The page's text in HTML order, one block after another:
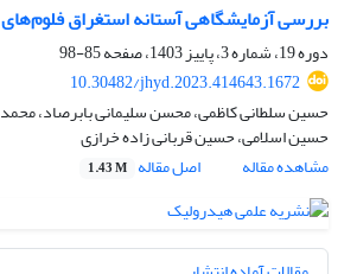
بررسی آزمایشگاهی آستانه استغراق فلوم‌های
دوره 19، شماره 3، پاییز 1403، صفحه
85-98
10.30482/jhyd.2023.414643.1672
حسین سلطانی کاظمی، محسن سلیمانی بابرصاد،
حسین اسلامی، حسین قربانی زاده خرازی
مشاهده مقاله
اصل مقاله 1.43 M